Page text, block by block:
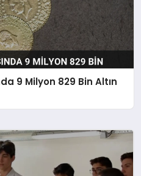
9 Milyon 829 Bin Altın